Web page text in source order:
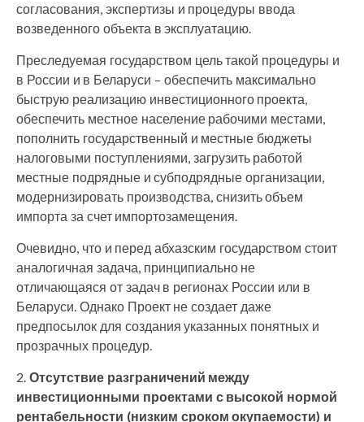
согласования, экспертизы и процедуры ввода
возведенного объекта в эксплуатацию.
Преследуемая государством цель такой процедуры и
в России и в Беларуси – обеспечить максимально
быструю реализацию инвестиционного проекта,
обеспечить местное население рабочими местами,
пополнить государственный и местные бюджеты
налоговыми поступлениями, загрузить работой
местные подрядные и субподрядные организации,
модернизировать производства, снизить объем
импорта за счет импортозамещения.
Очевидно, что и перед абхазским государством стоит
аналогичная задача, принципиально не
отличающаяся от задач в регионах России или в
Беларуси. Однако Проект не создает даже
предпосылок для создания указанных понятных и
прозрачных процедур.
2. Отсутствие разграничений между
инвестиционными проектами с высокой нормой
рентабельности (низким сроком окупаемости) и